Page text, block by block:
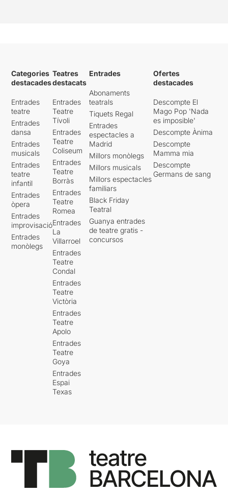
Categories
destacades
Entrades
teatre
Entrades
dansa
Entrades
musicals
Entrades
teatre
infantil
Entrades
òpera
Entrades
improvisació
Entrades
monòlegs
Teatres
destacats
Entrades
Teatre
Tívoli
Entrades
Teatre
Coliseum
Entrades
Teatre
Borràs
Entrades
Teatre
Romea
Entrades
La
Villarroel
Entrades
Teatre
Condal
Entrades
Teatre
Victòria
Entrades
Teatre
Apolo
Entrades
Teatre
Goya
Entrades
Espai
Texas
Entrades
Abonaments
teatrals
Tiquets Regal
Entrades
espectacles a
Madrid
Millors monòlegs
Millors musicals
Millors espectacles
familiars
Black Friday
Teatral
Guanya entrades
de teatre gratis -
concursos
Ofertes
destacades
Descompte El
Mago Pop 'Nada
es imposible'
Descompte Ànima
Descompte
Mamma mia
Descompte
Germans de sang